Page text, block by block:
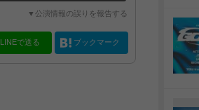
▼公演情報の誤りを報告する
LINEで送る ブックマーク